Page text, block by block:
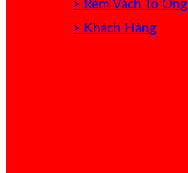
> Rèm Vách Tổ Ong
> Khách Hàng